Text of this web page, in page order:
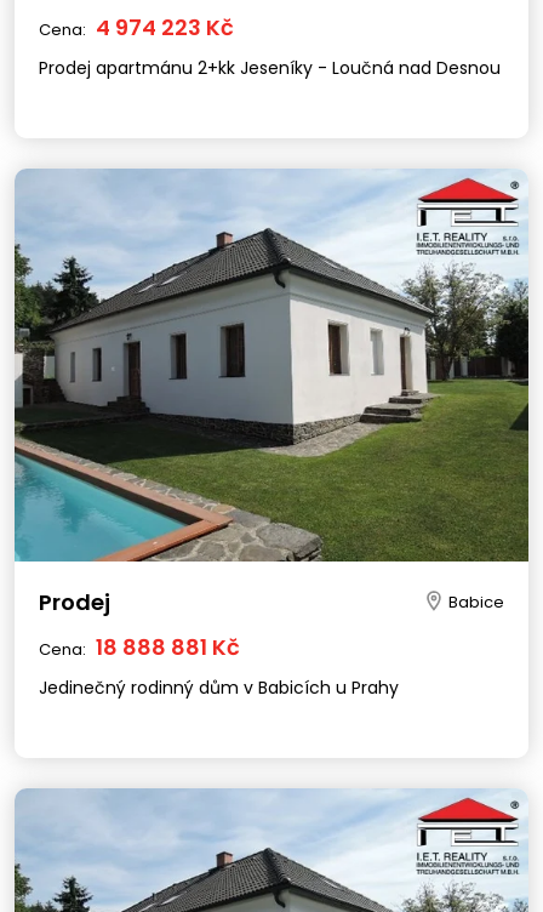
Cena: 4 974 223 Kč
Prodej apartmánu 2+kk Jeseníky - Loučná nad Desnou
Prodej Babice
Cena: 18 888 881 Kč
Jedinečný rodinný dům v Babicích u Prahy